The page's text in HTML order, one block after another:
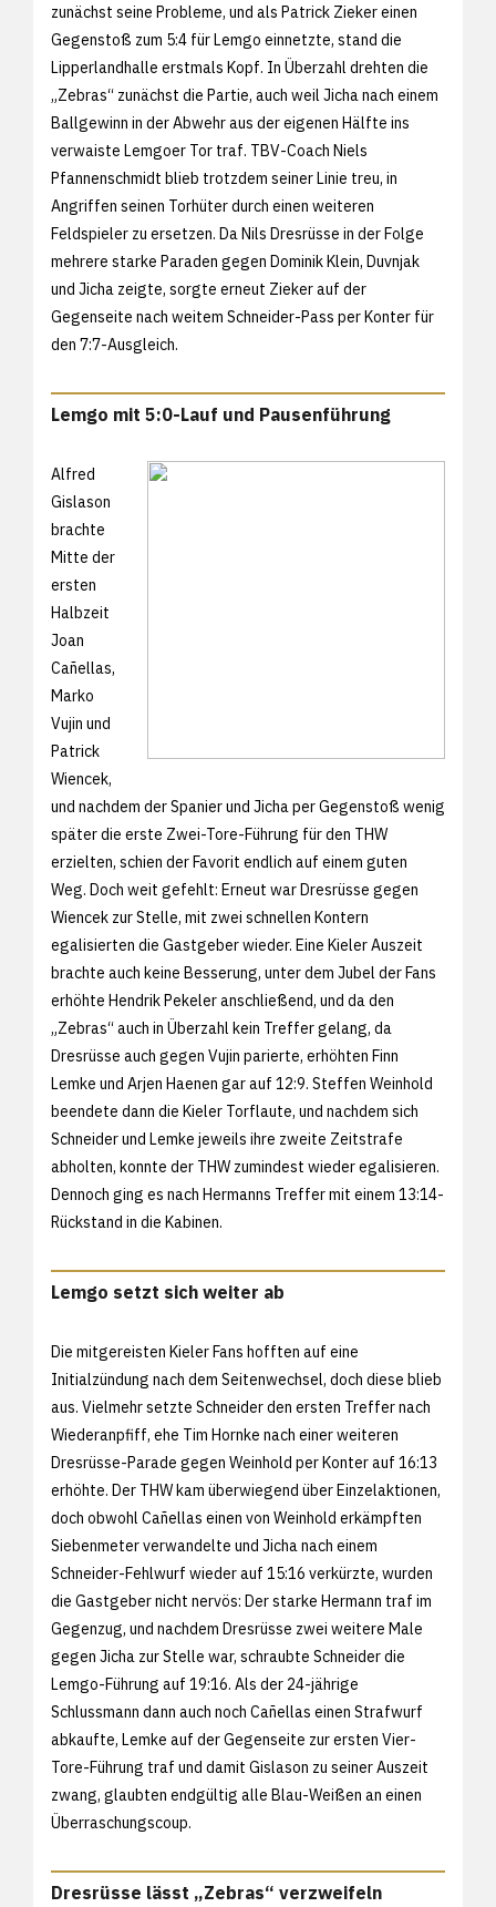
zunächst seine Probleme, und als Patrick Zieker einen
Gegenstoß zum 5:4 für Lemgo einnetzte, stand die
Lipperlandhalle erstmals Kopf. In Überzahl drehten die
„Zebras“ zunächst die Partie, auch weil Jicha nach einem
Ballgewinn in der Abwehr aus der eigenen Hälfte ins
verwaiste Lemgoer Tor traf. TBV-Coach Niels
Pfannenschmidt blieb trotzdem seiner Linie treu, in
Angriffen seinen Torhüter durch einen weiteren
Feldspieler zu ersetzen. Da Nils Dresrüsse in der Folge
mehrere starke Paraden gegen Dominik Klein, Duvnjak
und Jicha zeigte, sorgte erneut Zieker auf der
Gegenseite nach weitem Schneider-Pass per Konter für
den 7:7-Ausgleich.
Lemgo mit 5:0-Lauf und Pausenführung
Alfred
Gislason
brachte
Mitte der
ersten
Halbzeit
Joan
Cañellas,
Marko
Vujin und
Patrick
Wiencek,
und nachdem der Spanier und Jicha per Gegenstoß wenig
später die erste Zwei-Tore-Führung für den THW
erzielten, schien der Favorit endlich auf einem guten
Weg. Doch weit gefehlt: Erneut war Dresrüsse gegen
Wiencek zur Stelle, mit zwei schnellen Kontern
egalisierten die Gastgeber wieder. Eine Kieler Auszeit
brachte auch keine Besserung, unter dem Jubel der Fans
erhöhte Hendrik Pekeler anschließend, und da den
„Zebras“ auch in Überzahl kein Treffer gelang, da
Dresrüsse auch gegen Vujin parierte, erhöhten Finn
Lemke und Arjen Haenen gar auf 12:9. Steffen Weinhold
beendete dann die Kieler Torflaute, und nachdem sich
Schneider und Lemke jeweils ihre zweite Zeitstrafe
abholten, konnte der THW zumindest wieder egalisieren.
Dennoch ging es nach Hermanns Treffer mit einem 13:14-
Rückstand in die Kabinen.
Lemgo setzt sich weiter ab
Die mitgereisten Kieler Fans hofften auf eine
Initialzündung nach dem Seitenwechsel, doch diese blieb
aus. Vielmehr setzte Schneider den ersten Treffer nach
Wiederanpfiff, ehe Tim Hornke nach einer weiteren
Dresrüsse-Parade gegen Weinhold per Konter auf 16:13
erhöhte. Der THW kam überwiegend über Einzelaktionen,
doch obwohl Cañellas einen von Weinhold erkämpften
Siebenmeter verwandelte und Jicha nach einem
Schneider-Fehlwurf wieder auf 15:16 verkürzte, wurden
die Gastgeber nicht nervös: Der starke Hermann traf im
Gegenzug, und nachdem Dresrüsse zwei weitere Male
gegen Jicha zur Stelle war, schraubte Schneider die
Lemgo-Führung auf 19:16. Als der 24-jährige
Schlussmann dann auch noch Cañellas einen Strafwurf
abkaufte, Lemke auf der Gegenseite zur ersten Vier-
Tore-Führung traf und damit Gislason zu seiner Auszeit
zwang, glaubten endgültig alle Blau-Weißen an einen
Überraschungscoup.
Dresrüsse lässt „Zebras“ verzweifeln